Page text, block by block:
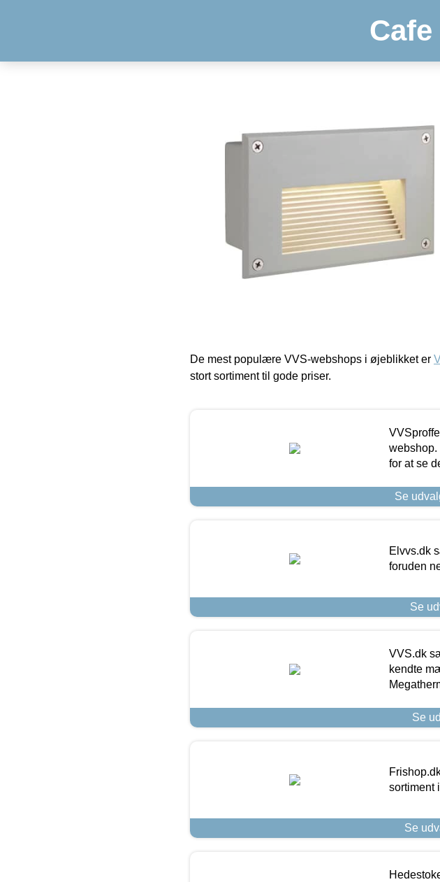
De mest populære VVS-webshops i øjeblikket er
stort sortiment til gode priser.
webshop.
for at se
Se
Elvvs.dk
foruden
Se
VVS.dk
kendte
Se
sortiment
Se